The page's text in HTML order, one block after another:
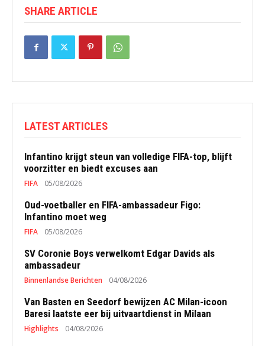
SHARE ARTICLE
LATEST ARTICLES
Infantino krijgt steun van volledige FIFA-top, blijft
voorzitter en biedt excuses aan
FIFA 05/08/2026
Oud-voetballer en FIFA-ambassadeur Figo:
Infantino moet weg
FIFA 05/08/2026
SV Coronie Boys verwelkomt Edgar Davids als
ambassadeur
Binnenlandse Berichten 04/08/2026
Van Basten en Seedorf bewijzen AC Milan-icoon
Baresi laatste eer bij uitvaartdienst in Milaan
Highlights 04/08/2026